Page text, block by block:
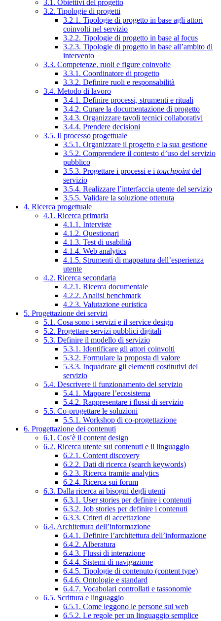
3.1. Obiettivi del progetto
3.2. Tipologie di progetti
3.2.1. Tipologie di progetto in base agli attori
coinvolti nel servizio
3.2.2. Tipologie di progetto in base al focus
3.2.3. Tipologie di progetto in base all’ambito di
intervento
3.3. Competenze, ruoli e figure coinvolte
3.3.1. Coordinatore di progetto
3.3.2. Definire ruoli e responsabilità
3.4. Metodo di lavoro
3.4.1. Definire processi, strumenti e rituali
3.4.2. Curare la documentazione di progetto
3.4.3. Organizzare tavoli tecnici collaborativi
3.4.4. Prendere decisioni
3.5. Il processo progettuale
3.5.1. Organizzare il progetto e la sua gestione
3.5.2. Comprendere il contesto d’uso del servizio
pubblico
3.5.3. Progettare i processi e i touchpointdel
servizio
3.5.4. Realizzare l’interfaccia utente del servizio
3.5.5. Validare la soluzione ottenuta
4. Ricerca progettuale
4.1. Ricerca primaria
4.1.1. Interviste
4.1.2. Questionari
4.1.3. Test di usabilità
4.1.4. Web analytics
4.1.5. Strumenti di mappatura dell’esperienza
utente
4.2. Ricerca secondaria
4.2.1. Ricerca documentale
4.2.2. Analisi benchmark
4.2.3. Valutazione euristica
5. Progettazione dei servizi
5.1. Cosa sono i servizi e il service design
5.2. Progettare servizi pubblici digitali
5.3. Definire il modello di servizio
5.3.1. Identificare gli attori coinvolti
5.3.2. Formulare la proposta di valore
5.3.3. Inquadrare gli elementi costitutivi del
servizio
5.4. Descrivere il funzionamento del servizio
5.4.1. Mappare l’ecosistema
5.4.2. Rappresentare i flussi di servizio
5.5. Co-progettare le soluzioni
5.5.1. Workshop di co-progettazione
6. Progettazione dei contenuti
6.1. Cos’è il content design
6.2. Ricerca utente sui contenuti e il linguaggio
6.2.1. Content discovery
6.2.2. Dati di ricerca (search keywords)
6.2.3. Ricerca tramite analytics
6.2.4. Ricerca sui forum
6.3. Dalla ricerca ai bisogni degli utenti
6.3.1. User stories per definire i contenuti
6.3.2. Job stories per definire i contenuti
6.3.3. Criteri di accettazione
6.4. Architettura dell’informazione
6.4.1. Definire l’architettura dell’informazione
6.4.2. Alberatura
6.4.3. Flussi di interazione
6.4.4. Sistemi di navigazione
6.4.5. Tipologie di contenuto (content type)
6.4.6. Ontologie e standard
6.4.7. Vocabolari controllati e tassonomie
6.5. Scrittura e linguaggio
6.5.1. Come leggono le persone sul web
6.5.2. Le regole per un linguaggio semplice